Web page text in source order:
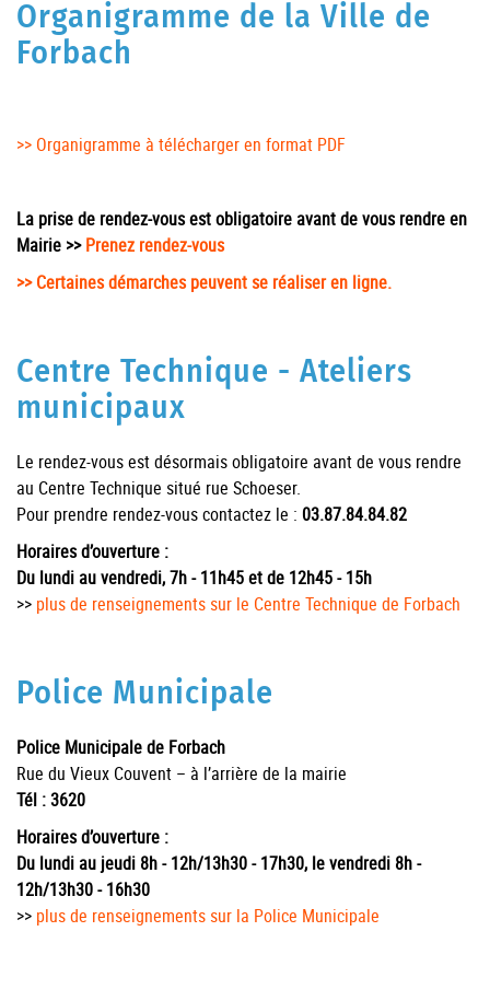
Organigramme de la Ville de
Forbach
>> Organigramme à télécharger en format PDF
La prise de rendez-vous est obligatoire avant de vous rendre en
Mairie >>Prenez rendez-vous
>> Certaines démarches peuvent se réaliser en ligne.
Centre Technique - Ateliers
municipaux
Le rendez-vous est désormais obligatoire avant de vous rendre
au Centre Technique situé rue Schoeser.
Pour prendre rendez-vous contactez le : 03.87.84.84.82
Horaires d’ouverture :
Du lundi au vendredi, 7h - 11h45 et de 12h45 - 15h
>> plus de renseignements sur le Centre Technique de Forbach
Police Municipale
Police Municipale de Forbach
Rue du Vieux Couvent – à l’arrière de la mairie
Tél : 3620
Horaires d’ouverture :
Du lundi au jeudi 8h - 12h/13h30 - 17h30, le vendredi 8h -
12h/13h30 - 16h30
>> plus de renseignements sur la Police Municipale